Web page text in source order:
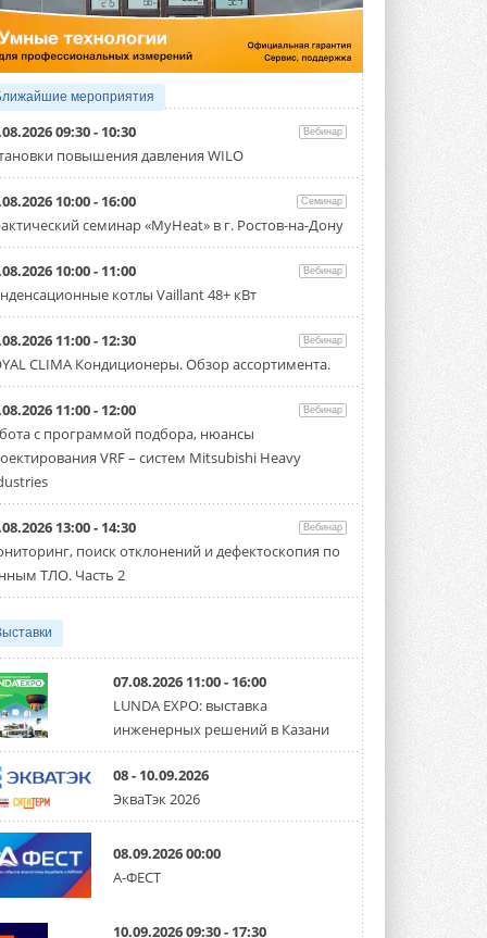
Тепловые насосы в связке с
солнечной генерацией и
накопителем снижают
потребление на 60%
Исследователи из Италии установили ...
4 АВГУСТА 2026
«РУСКЛИМАТ Fest 2026» в Уфе
собрал свыше 700 профи
климатической отрасли
Организатором выступил торгово-
производственный холдинг ...
3 АВГУСТА 2026
«Датарк» испытал модульный
ЦОД с плотностью 54 кВт на
стойку
Испытания прошли на собственной
производственной площадке и были ...
3 АВГУСТА 2026
Samsung выпускает VRF-
систему DVM на R32
Линейка включает семь типоразмеров
производительностью от 22,4 до 56 кВт.
«СиСофт Девелопмент» подвел
итоги конкурса студенческих
проектов «ТИМ-лидеры 2026»
«Русклимат» укрепляет
партнёрство за Уралом
Президент Омского землячества в
Москве Михаил Тимошенко посетил
Омск с трёхдневным рабочим визитом ...
31 ИЮЛЯ 2026
Carrier модернизирует
флагманский чиллер AquaEdge
19XR
Чиллер получил новую версию,
работающую на хладагенте R1234ze ...
31 ИЮЛЯ 2026
Mitsubishi расширяет
мероприятия
09:30 - 10:30 Вебинар
повышения давления WILO
10:00 - 16:00 Семинар
семинар «MyHeat» в г. Ростов-на-Дону
10:00 - 11:00 Вебинар
котлы Vaillant 48+ кВт
11:00 - 12:30 Вебинар
CLIMA Кондиционеры. Обзор ассортимента.
11:00 - 12:00 Вебинар
с программой подбора, нюансы
VRF – систем Mitsubishi Heavy
13:00 - 14:30 Вебинар
поиск отклонений и дефектоскопия по
ТЛО. Часть 2
07.08.2026 11:00 - 16:00
LUNDA EXPO: выставка
инженерных решений в Казани
08 - 10.09.2026
ЭкваТэк 2026
08.09.2026 00:00
А-ФЕСТ
10.09.2026 09:30 - 17:30